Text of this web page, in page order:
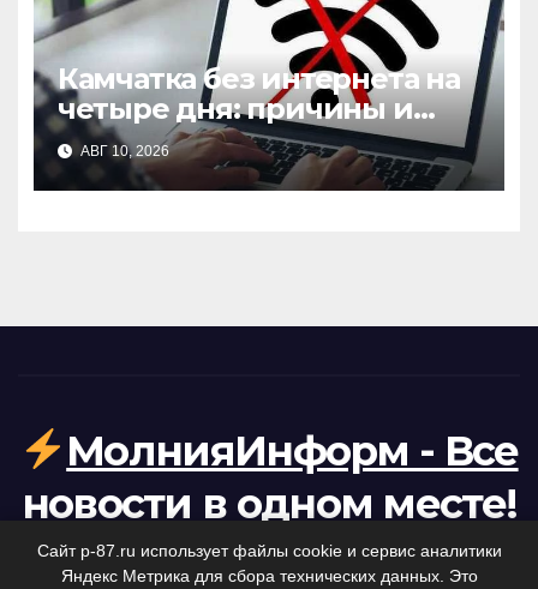
Сайт p-87.ru использует файлы cookie и сервис аналитики
Яндекс Метрика для сбора технических данных. Это
Камчатка без интернета на
четыре дня: причины и
последствия отключения
связи
АВГ 10, 2026
МолнияИнформ - Все
новости в одном месте!
Ваша персональная лента коротких новостей.